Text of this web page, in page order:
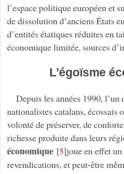
l’espace politique européen et
de dissolution d’anciens États
d’entités étatiques réduites en
économique limitée, sources
L’égoïsme
Depuis les années 1990, l’un
nationalistes catalans, écossais
volonté de préserver, de
richesse produite dans leurs
économique[5]joue en effet
revendications, et peut-être